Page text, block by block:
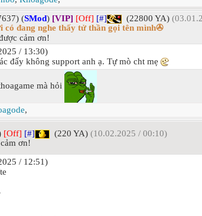
(SMod) [VIP] [Off] [#] (22800 YA)
có đang nghe thấy tử thần gọi tên mình✇
cảm ơn!
/ 13:30)
đấy không support anh ạ. Tự mò cht mẹ
mà hỏi
,
[Off] [#] (220 YA) (10.02.2025 / 00:10)
ơn!
/ 12:51)